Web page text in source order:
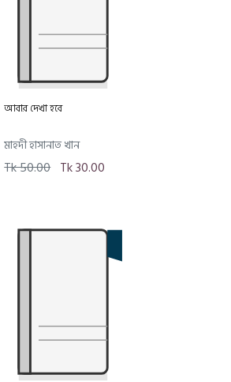
আবার দেখা হবে
মাহদী হাসানাত খান
Tk 50.00 Tk 30.00